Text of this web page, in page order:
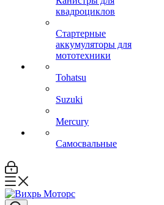
квадроциклов
Стартерные
аккумуляторы для
мототехники
Tohatsu
Suzuki
Mercury
Самосвальные